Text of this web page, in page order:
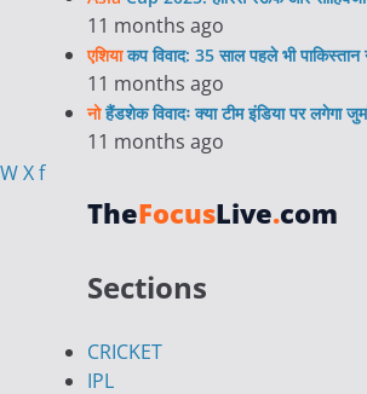
11 months ago
एशियाकप विवाद: 35 साल पहले भी पाकिस्तान
11 months ago
नोहैंडशेक विवादः क्या टीम इंडिया पर लगेगा
11 months ago
WXf
TheFocusLive.com
Sections
CRICKET
IPL